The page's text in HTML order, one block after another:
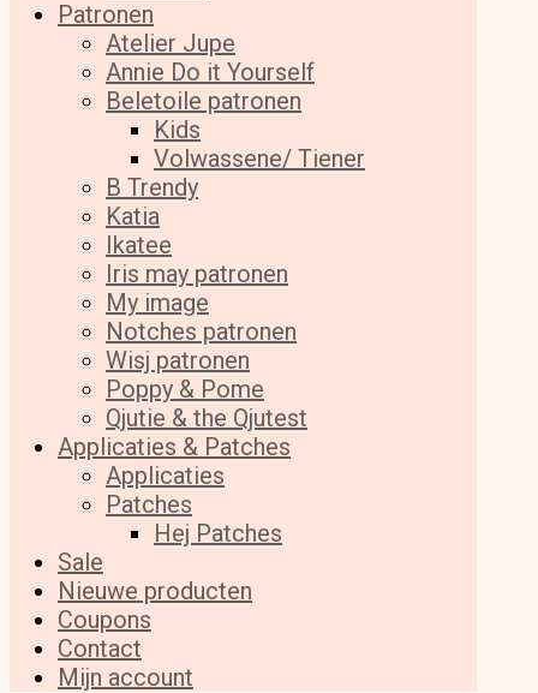
Patronen
Atelier Jupe
Annie Do it Yourself
Beletoile patronen
Kids
Volwassene/ Tiener
B Trendy
Katia
Ikatee
Iris may patronen
My image
Notches patronen
Wisj patronen
Poppy & Pome
Qjutie & the Qjutest
Applicaties & Patches
Applicaties
Patches
Hej Patches
Sale
Nieuwe producten
Coupons
Contact
Mijn account